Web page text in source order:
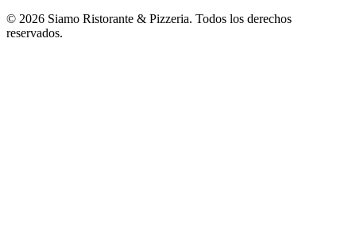
© 2026 Siamo Ristorante & Pizzeria. Todos los derechos
reservados.